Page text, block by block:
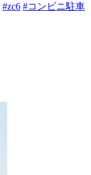
#zc6 #コンビニ駐車